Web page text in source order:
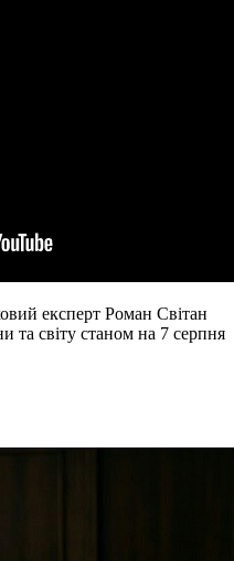
експерт Роман Світан
та світу станом на 7 серпня